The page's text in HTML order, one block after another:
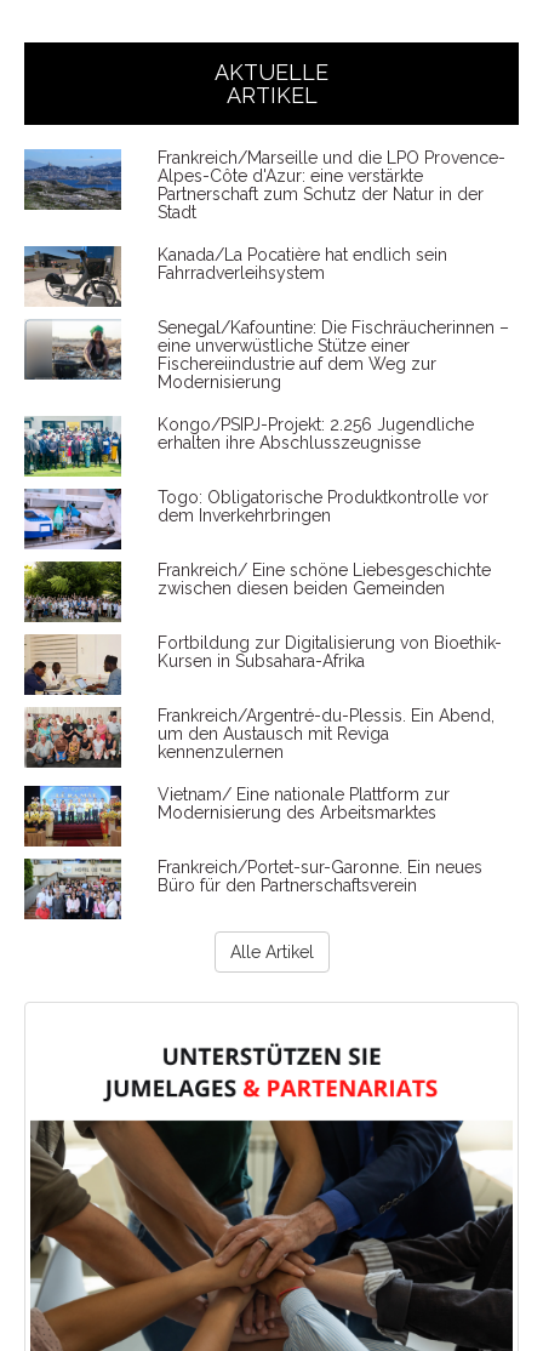
AKTUELLE
ARTIKEL
Frankreich/Marseille und die LPO Provence-
Alpes-Côte d'Azur: eine verstärkte
Partnerschaft zum Schutz der Natur in der
Stadt
Kanada/La Pocatière hat endlich sein
Fahrradverleihsystem
Senegal/Kafountine: Die Fischräucherinnen –
eine unverwüstliche Stütze einer
Fischereiindustrie auf dem Weg zur
Modernisierung
Kongo/PSIPJ-Projekt: 2.256 Jugendliche
erhalten ihre Abschlusszeugnisse
Togo: Obligatorische Produktkontrolle vor
dem Inverkehrbringen
Frankreich/ Eine schöne Liebesgeschichte
zwischen diesen beiden Gemeinden
Fortbildung zur Digitalisierung von Bioethik-
Kursen in Subsahara-Afrika
Frankreich/Argentré-du-Plessis. Ein Abend,
um den Austausch mit Reviga
kennenzulernen
Vietnam/ Eine nationale Plattform zur
Modernisierung des Arbeitsmarktes
Frankreich/Portet-sur-Garonne. Ein neues
Büro für den Partnerschaftsverein
Alle Artikel